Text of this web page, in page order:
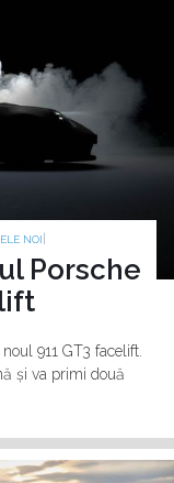
NOI
Porsche
911 GT3 facelift.
și va primi două